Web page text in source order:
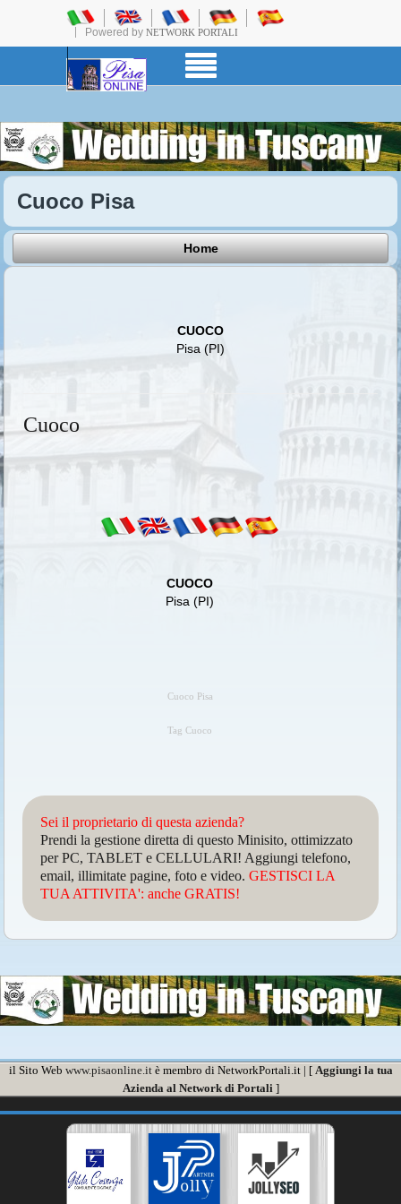
Powered by NETWORK PORTALI
Cuoco Pisa
Home
CUOCO
Pisa (PI)
Cuoco
CUOCO
Pisa (PI)
Cuoco Pisa
Tag Cuoco
Sei il proprietario di questa azienda?
Prendi la gestione diretta di questo Minisito, ottimizzato
per PC, TABLET e CELLULARI! Aggiungi telefono,
email, illimitate pagine, foto e video.GESTISCI LA
TUA ATTIVITA': anche GRATIS!
il Sito Web www.pisaonline.itè membro di NetworkPortali.it | [ Aggiungi la tua
Azienda al Network di Portali ]